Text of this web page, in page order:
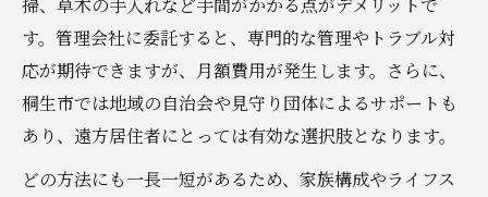
す。管理会社に委託すると、専門的な管理やトラブル対
応が期待できますが、月額費用が発生します。さらに、
桐生市では地域の自治会や見守り団体によるサポートも
あり、遠方居住者にとっては有効な選択肢となります。
どの方法にも一長一短があるため、家族構成やライフス